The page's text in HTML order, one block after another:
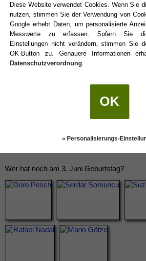
Zwillinge Sternzeichen
Wer hat noch am 3. Juni Geburtstag?
Diese Website verwendet Cookies. Wenn Sie
nutzen, stimmen Sie der Verwendung von
Google erhebt Daten, um personalisierte
Messwerte zu erfassen. Sofern Sie die
Einstellungen nicht verändern, stimmen Sie
OK-Button zu. Genauere Informationen
Datenschutzverordnung
OK
» Personalisierungs-